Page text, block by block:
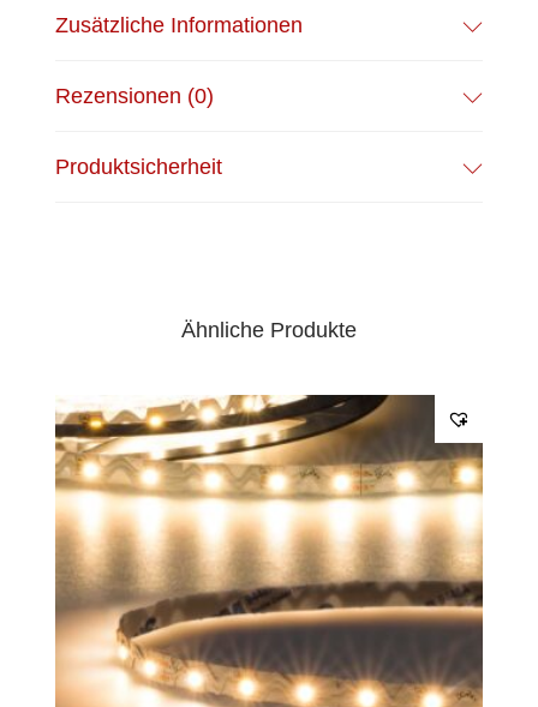
wieder ablösen! | Silikon Verguss |
Zusätzliche Informationen
Rezensionen (0)
Produktsicherheit
Ähnliche Produkte